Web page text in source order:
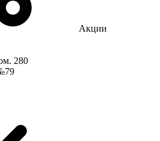
Акции
280